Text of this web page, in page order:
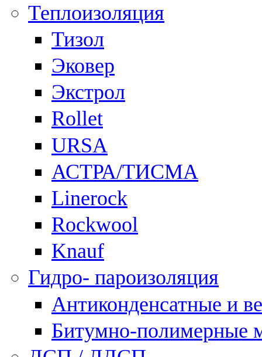
Теплоизоляция
Тизол
Эковер
Экстрол
Rollet
URSA
АСТРА/ТИСМА
Linerock
Rockwool
Knauf
Гидро- пароизоляция
Антиконденсатные и
Битумно-полимерные